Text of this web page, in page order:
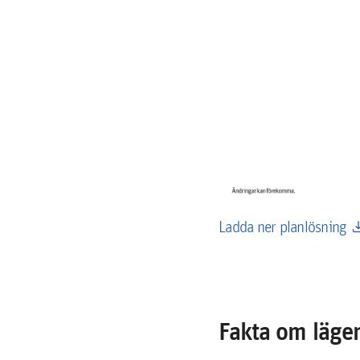
Ladda ner planlösning
Fakta om